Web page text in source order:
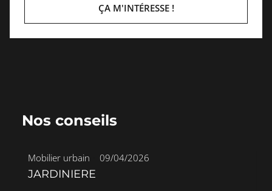
ÇA M'INTÉRESSE !
Nos conseils
Mobilier urbain 09/04/2026
JARDINIERE